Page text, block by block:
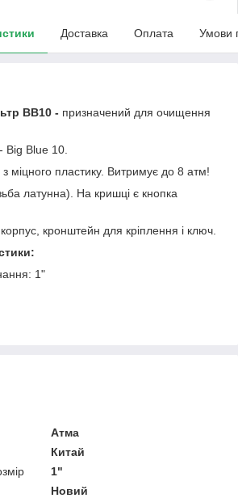
Доставка Оплата Умови
ВВ10 - призначений для очищення
Big Blue 10.
з міцного пластику. Витримує до 8 атм!
латунна). На кришці є кнопка
кронштейн для кріплення і ключ.
1"
Атма
Китай
1"
Новий